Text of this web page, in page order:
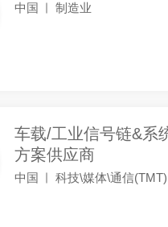
中国 制造业
车载/工业信号链&系
方案供应商
中国 科技\媒体\通信(TMT)